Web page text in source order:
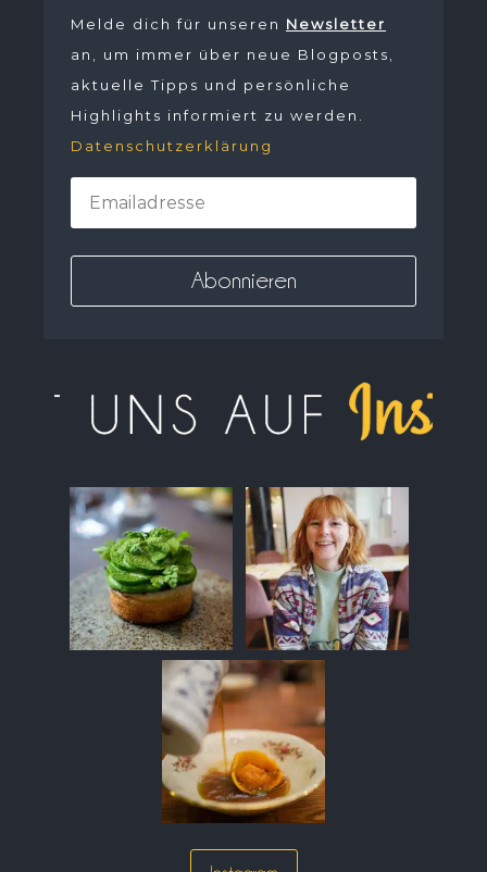
Melde dich für unseren Newsletter
an, um immer über neue Blogposts,
aktuelle Tipps und persönliche
Highlights informiert zu werden.
Datenschutzerklärung